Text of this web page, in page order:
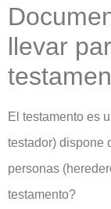
llevar
El testamento es
testador) dispone
personas
testamento?